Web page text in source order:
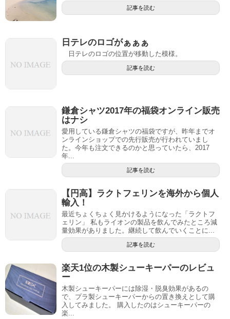
記事を読む
日テレのロゴがぁぁぁ
日テレのロゴの位置が移動した模様。
記事を読む
鎌倉シャツ2017年の福袋オンライン販売
はナシ
愛用している鎌倉シャツの福袋ですが、昨年までオ
ンラインショップでの先行販売が行われていまし
た。今年も注文できるのかと思っていたら、2017
年...
記事を読む
【円高】ラクトフェリンを海外から個人
輸入！
最近ちょくちょく見かけるようになった「ラクトフ
ェリン」 私もライオンの製品を飲んでみたところ減
量効果がありました。継続して飲んでいくことに...
記事を読む
楽天1位の木製シューキーパーのレビュ
ー
木製シューキーパーには除湿・脱臭効果があるの
で、プラ製シューキーパーからの置き換えとして購
入してみました。 購入したのはシューキーパーの
楽...